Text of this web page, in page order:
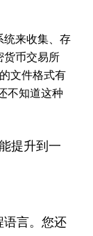
统来收集、存
货币交易所
文件格式有
不知道这种
提升到一
语言。您还